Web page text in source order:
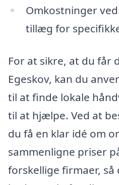
Omkostninger
tillæg for
For at sikre, at du får
Egeskov, kan du
til at finde lokale
til at hjælpe. Ved at
du få en klar idé om
sammenligne priser
forskellige firmaer,